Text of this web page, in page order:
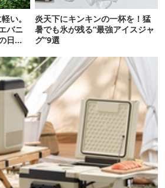
い。
バニ
日焼
炎天下にキンキンの一杯を！猛
暑でも氷が残る“最強アイスジャ
グ”9選